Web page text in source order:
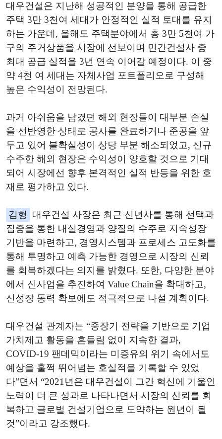
대우건설은 지난해 성공적인 분양을 통해 공급한
주택 3만 3천여 세대가 안정적인 실적 토대를 유지
하는 가운데, 올해도 주택분야에서 총 3만 5천여 가
구의 주거상품을 시장에 선보이며 민간건설사 중
최대 공급 실적을 3년 연속 이어갈 예정이다. 이 중
약 4천 여 세대는 자체사업 포트폴리오로 구성해
높은 수익성이 전망된다.
과거 아쉬움을 남겼던 해외 현장들이 대부분 손실
을 선반영한 상태로 공사를 완료하거나 준공을 앞
두고 있어 불확실성이 상당 부분 해소되었고, 신규
수주한 해외 현장은 수익성이 양호할 것으로 기대
되어 시장에선 향후 본격적인 실적 반등을 위한 호
재로 평가하고 있다.
김형
대우건설 사장은 최근 신년사를 통해 선택과
집중을 통한 내실경영과 양질의 수주로 지속성장
기반을 마련하고, 경영시스템과 프로세스 고도화를
통해 투명하고 예측 가능한 경영으로 시장의 신뢰
를 회복하겠다는 의지를 밝혔다. 또한, 다양한 분야
에서 신사업을 추진하여 Value Chain을 확대하고,
신성장 동력 확보에도 적극적으로 나설 계획이다.
대우건설 관계자는 “중장기 전략을 기반으로 기업
가치제고 활동을 흔들림 없이 지속한 결과,
COVID-19 팬데믹이라는 미증유의 위기 속에서도
예상을 훌쩍 뛰어넘는 호실적을 기록할 수 있었
다”면서 “2021년은 대우건설이 그간 혁신에 기울인
노력이 더 큰 성과로 나타나면서 시장의 신뢰를 회
복하고 글로벌 건설기업으로 도약하는 원년이 될
것”이라고 강조했다.